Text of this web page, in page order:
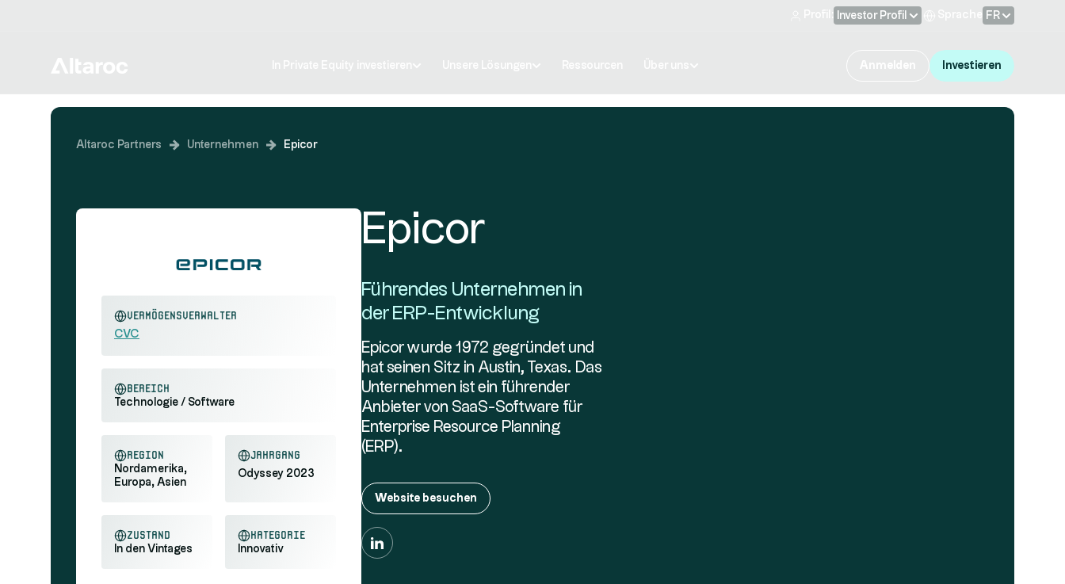
Investor Profil FR
Investieren
Altaroc Partners Unternehmen Epicor
Vermögensverwalter
CVC
Bereich
Technologie / Software
Region
Nordamerika,
Europa, Asien
Jahrgang
Odyssey 2023
Zustand
In den Vintages
Kategorie
Innovativ
Epicor
Führendes Unternehmen in
der ERP-Entwicklung
Epicor wurde 1972 gegründet und
hat seinen Sitz in Austin, Texas. Das
Unternehmen ist ein führender
Anbieter von SaaS-Software für
Enterprise Resource Planning
(ERP).
Website besuchen